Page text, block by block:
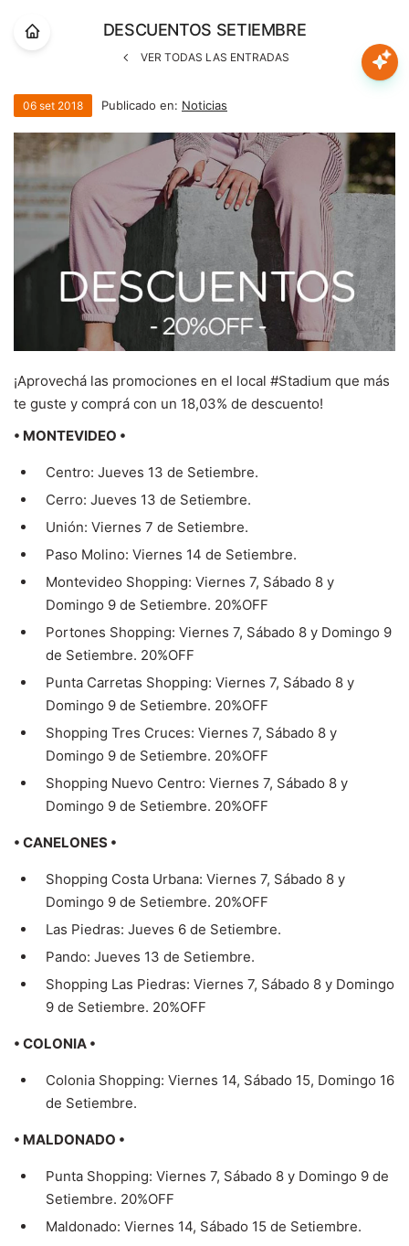
este
incluye
un
sistema
de
accesibilidad.
DESCUENTOS SETIEMBRE
VER TODAS LAS ENTRADAS
06 set 2018 Publicado en: Noticias
¡Aprovechá las promociones en el local #Stadium que más
te guste y comprá con un 18,03% de descuento!
• MONTEVIDEO •
Centro: Jueves 13 de Setiembre.
Cerro: Jueves 13 de Setiembre.
Unión: Viernes 7 de Setiembre.
Paso Molino: Viernes 14 de Setiembre.
Montevideo Shopping: Viernes 7, Sábado 8 y
Domingo 9 de Setiembre. 20%OFF
Portones Shopping: Viernes 7, Sábado 8 y Domingo 9
de Setiembre. 20%OFF
Punta Carretas Shopping: Viernes 7, Sábado 8 y
Domingo 9 de Setiembre. 20%OFF
Shopping Tres Cruces: Viernes 7, Sábado 8 y
Domingo 9 de Setiembre. 20%OFF
Shopping Nuevo Centro: Viernes 7, Sábado 8 y
Domingo 9 de Setiembre. 20%OFF
• CANELONES •
Shopping Costa Urbana: Viernes 7, Sábado 8 y
Domingo 9 de Setiembre. 20%OFF
Las Piedras: Jueves 6 de Setiembre.
Pando: Jueves 13 de Setiembre.
Shopping Las Piedras: Viernes 7, Sábado 8 y Domingo
9 de Setiembre. 20%OFF
• COLONIA •
Colonia Shopping: Viernes 14, Sábado 15, Domingo 16
de Setiembre.
• MALDONADO •
Punta Shopping: Viernes 7, Sábado 8 y Domingo 9 de
Setiembre. 20%OFF
Maldonado: Viernes 14, Sábado 15 de Setiembre.
Hombre
Niños
Accesorios
Marcas
Novedades
SALE